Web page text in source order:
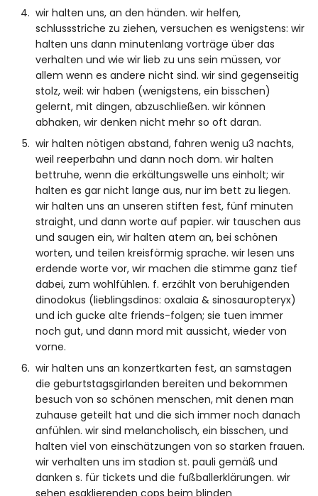
wir halten uns, an den händen. wir helfen,
schlussstriche zu ziehen, versuchen es wenigstens: wir
halten uns dann minutenlang vorträge über das
verhalten und wie wir lieb zu uns sein müssen, vor
allem wenn es andere nicht sind. wir sind gegenseitig
stolz, weil: wir haben (wenigstens, ein bisschen)
gelernt, mit dingen, abzuschließen. wir können
abhaken, wir denken nicht mehr so oft daran.
wir halten nötigen abstand, fahren wenig u3 nachts,
weil reeperbahn und dann noch dom. wir halten
bettruhe, wenn die erkältungswelle uns einholt; wir
halten es gar nicht lange aus, nur im bett zu liegen.
wir halten uns an unseren stiften fest, fünf minuten
straight, und dann worte auf papier. wir tauschen aus
und saugen ein, wir halten atem an, bei schönen
worten, und teilen kreisförmig sprache. wir lesen uns
erdende worte vor, wir machen die stimme ganz tief
dabei, zum wohlfühlen. f. erzählt von beruhigenden
dinodokus (lieblingsdinos: oxalaia & sinosauropteryx)
und ich gucke alte friends-folgen; sie tuen immer
noch gut, und dann mord mit aussicht, wieder von
vorne.
wir halten uns an konzertkarten fest, an samstagen
die geburtstagsgirlanden bereiten und bekommen
besuch von so schönen menschen, mit denen man
zuhause geteilt hat und die sich immer noch danach
anfühlen. wir sind melancholisch, ein bisschen, und
halten viel von einschätzungen von so starken frauen.
wir verhalten uns im stadion st. pauli gemäß und
danken s. für tickets und die fußballerklärungen. wir